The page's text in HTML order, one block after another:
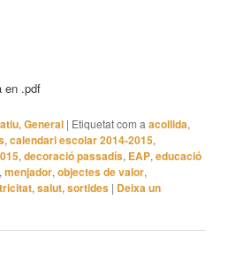
en .pdf
,General | Etiquetat com a acollida,
,calendari escolar 2014-2015,
,decoració passadís, EAP,educació
,menjador,objectes de valor,
,salut,sortides | Deixa un